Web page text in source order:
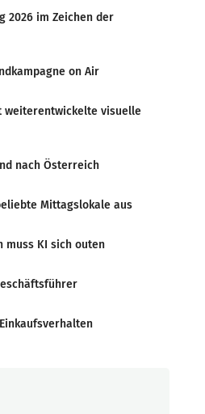
2026 im Zeichen der
on Air
weiterentwickelte visuelle
nach Österreich
Mittagslokale aus
muss KI sich outen